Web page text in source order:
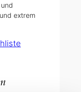
extrem